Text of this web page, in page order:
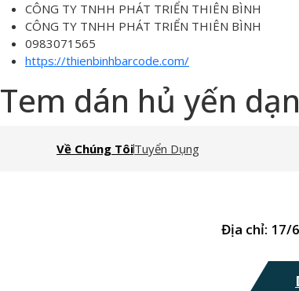
CÔNG TY TNHH PHÁT TRIỂN THIÊN BÌNH
CÔNG TY TNHH PHÁT TRIỂN THIÊN BÌNH
0983071565
https://thienbinhbarcode.com/
Tem dán hủ yến
Về Chúng TôiTuyển Dụng
Địa chỉ: 17/